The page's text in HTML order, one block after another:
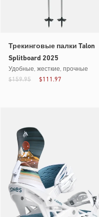
Трекинговые палки Talon
Splitboard 2025
Удобные, жесткие, прочные
$111.97
$159.95